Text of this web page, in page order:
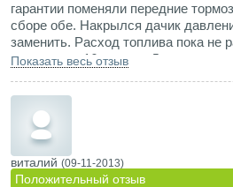
гарантии поменяли передние
сборе обе. Накрылся дачик
заменить. Расход топлива пока не
в пределах 16 литров. Да читая
Показать весь отзыв
виталий (09-11-2013)
Положительный отзыв